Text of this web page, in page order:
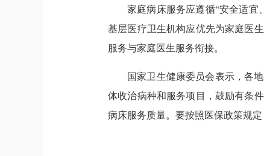
家庭病床服务应遵循“安全适宜
基层医疗卫生机构应优先为家庭医
服务与家庭医生服务衔接。
国家卫生健康委员会表示，各
体收治病种和服务项目，鼓励有条
病床服务质量。要按照医保政策规